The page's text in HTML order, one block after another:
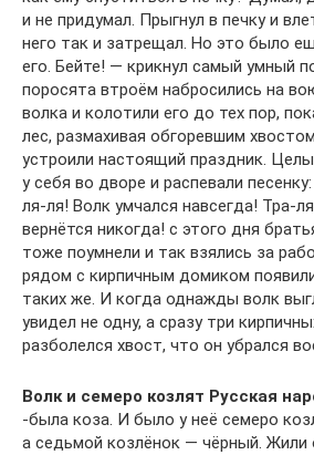
и не придумал. Прыгнул в печку и
него так и затрещал. Но это было
его. Бейте! — крикнул самый умный
поросята втроём набросились на
волка и колотили его до тех пор,
лес, размахивая обгоревшим
устроили настоящий праздник.
у себя во дворе и распевали
ля-ля! Волк умчался навсегда! Тра-
вернётся никогда! с этого дня
тоже поумнели и так взялись за
рядом с кирпичным домиком
таких же. И когда однажды волк
увидел не одну, а сразу три
разболелся хвост, что он убрался
Волк и семеро козлят Русская
-была коза. И было у неё семеро
а седьмой козлёнок — чёрный. Жили